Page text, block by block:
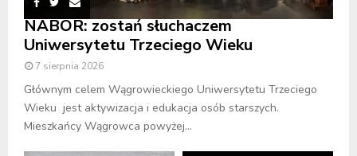
NABÓR: zostań słuchaczem
Uniwersytetu Trzeciego Wieku
7 sierpnia 2026
Głównym celem Wągrowieckiego Uniwersytetu Trzeciego
Wieku jest aktywizacja i edukacja osób starszych.
Mieszkańcy Wągrowca powyżej...